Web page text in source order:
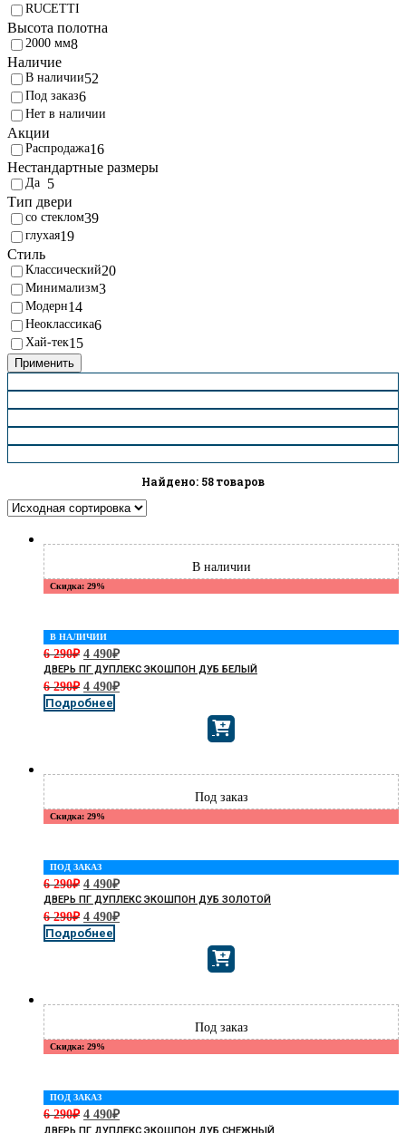
RUCETTI
Высота полотна
2000 мм8
Наличие
В наличии52
Под заказ6
Нет в наличии
Акции
Распродажа16
Нестандартные размеры
5
Тип двери
со стеклом39
глухая19
Стиль
Классический20
Минимализм3
Модерн14
Неоклассика6
Хай-тек15
Применить
Найдено: 58 товаров
Скидка: 29%
В НАЛИЧИИ
6 290₽ 4 490₽
ДВЕРЬ ПГ ДУПЛЕКС ЭКОШПОН ДУБ БЕЛЫЙ
6 290₽ 4 490₽
Подробнее
Скидка: 29%
ПОД ЗАКАЗ
6 290₽ 4 490₽
ДВЕРЬ ПГ ДУПЛЕКС ЭКОШПОН ДУБ ЗОЛОТОЙ
6 290₽ 4 490₽
Подробнее
Скидка: 29%
ПОД ЗАКАЗ
6 290₽ 4 490₽
ДВЕРЬ ПГ ДУПЛЕКС ЭКОШПОН ДУБ СНЕЖНЫЙ